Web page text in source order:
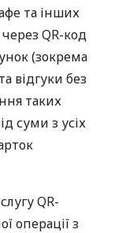
та інших
QR-код
(зокрема
відгуки без
таких
суми з усіх
QR-
операції з